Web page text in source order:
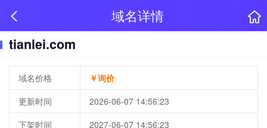
域名详情
tianlei.com
域名价格
￥询价
更新时间
2026-06-07 14:56:23
下架时间
2027-06-07 14:56:23